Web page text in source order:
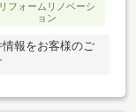
リフォームリノベーシ
ョン
報をお客様のご